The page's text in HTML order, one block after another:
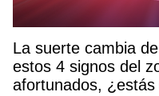
La suerte cambia
estos 4 signos del
afortunados,